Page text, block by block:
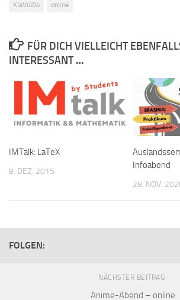
KlaVoWo
online
FÜR DICH VIELLEICHT
INTERESSANT …
IMTalk: LaTeX
8. DEZ. 2015
Infoabend
28. NOV.
FOLGEN:
NÄCHSTER BEITRAG
Anime-Abend – online